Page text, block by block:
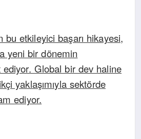
bu etkileyici başarı hikayesi,
yeni bir dönemin
ediyor. Global bir dev haline
yaklaşımıyla sektörde
ediyor.